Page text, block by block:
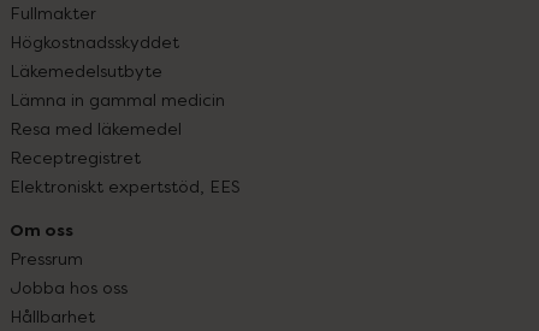
Fullmakter
Högkostnadsskyddet
Läkemedelsutbyte
Lämna in gammal medicin
Resa med läkemedel
Receptregistret
Elektroniskt expertstöd, EES
Om oss
Pressrum
Jobba hos oss
Hållbarhet